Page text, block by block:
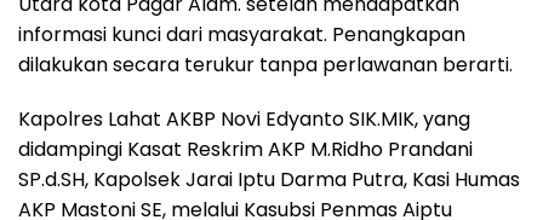
informasi kunci dari masyarakat. Penangkapan
dilakukan secara terukur tanpa perlawanan berarti.
Kapolres Lahat AKBP Novi Edyanto SIK.MIK, yang
didampingi Kasat Reskrim AKP M.Ridho Prandani
SP.d.SH, Kapolsek Jarai Iptu Darma Putra, Kasi Humas
AKP Mastoni SE, melalui Kasubsi Penmas Aiptu